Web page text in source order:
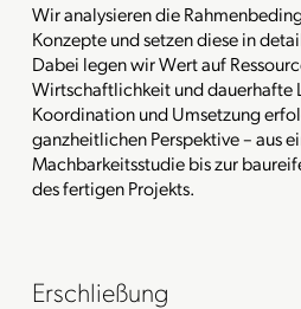
Wir analysieren die
Konzepte und setzen diese in
Dabei legen wir Wert auf
Wirtschaftlichkeit und dauerhafte
Koordination und Umsetzung
ganzheitlichen Perspektive – aus
Machbarkeitsstudie bis zur
des fertigen Projekts.
Erschließung